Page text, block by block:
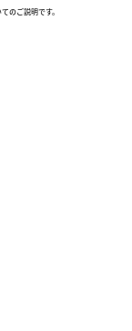
のご説明です。